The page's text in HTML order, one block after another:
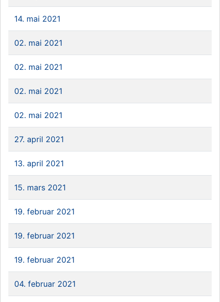
14. mai 2021
02. mai 2021
02. mai 2021
02. mai 2021
02. mai 2021
27. april 2021
13. april 2021
15. mars 2021
19. februar 2021
19. februar 2021
19. februar 2021
04. februar 2021